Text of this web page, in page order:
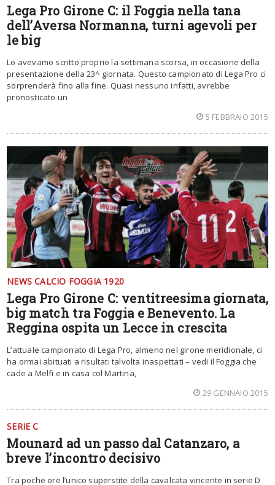
Lega Pro Girone C: il Foggia nella tana
dell’Aversa Normanna, turni agevoli per
le big
Lo avevamo scritto proprio la settimana scorsa, in occasione della
presentazione della 23^ giornata. Questo campionato di Lega Pro ci
sorprenderà fino alla fine. Quasi nessuno infatti, avrebbe
pronosticato un
5 FEBBRAIO 2015
NEWS CALCIO FOGGIA 1920
Lega Pro Girone C: ventitreesima giornata,
big match tra Foggia e Benevento. La
Reggina ospita un Lecce in crescita
L’attuale campionato di Lega Pro, almeno nel girone meridionale, ci
ha ormai abituati a risultati talvolta inaspettati – vedi il Foggia che
cade a Melfi e in casa col Martina,
29 GENNAIO 2015
SERIE C
Mounard ad un passo dal Catanzaro, a
breve l’incontro decisivo
Tra poche ore l’unico superstite della cavalcata vincente in serie D